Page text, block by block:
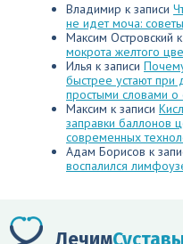
Владимир к записи
не идет моча:
Максим Островский
мокрота желтого
Илья к записи
быстрее устают
простыми словами
Максим к записи
заправки баллонов
современных
Адам Борисов к
воспалился